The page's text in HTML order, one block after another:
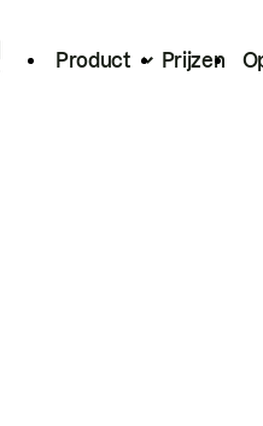
Product Prijzen